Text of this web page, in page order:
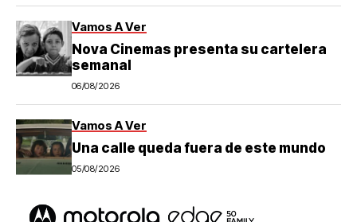
Vamos A Ver
Nova Cinemas presenta su cartelera
semanal
06/08/2026
Vamos A Ver
Una calle queda fuera de este mundo
05/08/2026